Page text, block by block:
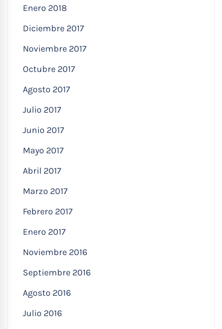
Enero 2018
Diciembre 2017
Noviembre 2017
Octubre 2017
Agosto 2017
Julio 2017
Junio 2017
Mayo 2017
Abril 2017
Marzo 2017
Febrero 2017
Enero 2017
Noviembre 2016
Septiembre 2016
Agosto 2016
Julio 2016